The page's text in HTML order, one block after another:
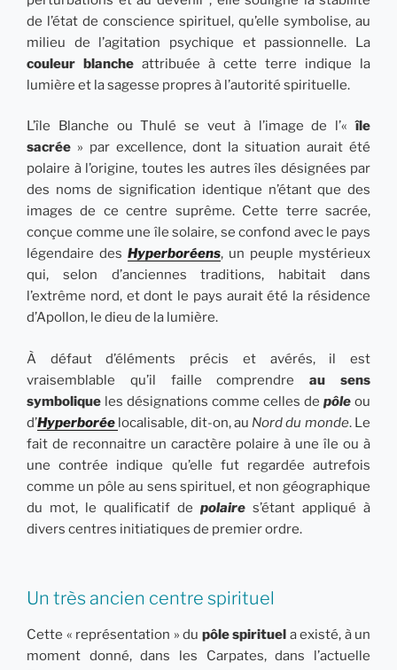
de l’état de conscience spirituel, qu’elle symbolise, au
milieu de l’agitation psychique et passionnelle. La
couleur blanche attribuée à cette terre indique la
lumière et la sagesse propres à l’autorité spirituelle.
L’île Blanche ou Thulé se veut à l’image de l’«île
sacrée » par excellence, dont la situation aurait été
polaire à l’origine, toutes les autres îles désignées par
des noms de signification identique n’étant que des
images de ce centre suprême. Cette terre sacrée,
conçue comme une île solaire, se confond avec le pays
légendaire des Hyperboréens, un peuple mystérieux
qui, selon d’anciennes traditions, habitait dans
l’extrême nord, et dont le pays aurait été la résidence
d’Apollon, le dieu de la lumière.
À défaut d’éléments précis et avérés, il est
vraisemblable qu’il faille comprendreau sens
symbolique les désignations comme celles de pôle ou
d’Hyperborée localisable, dit-on, au Nord du monde. Le
fait de reconnaitre un caractère polaire à une île ou à
une contrée indique qu’elle fut regardée autrefois
comme un pôle au sens spirituel, et non géographique
du mot, le qualificatif de polaire s’étant appliqué à
divers centres initiatiques de premier ordre.
Un très ancien centre spirituel
Cette « représentation » du pôle spirituel a existé, à un
moment donné, dans les Carpates, dans l’actuelle